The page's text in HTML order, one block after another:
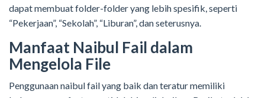
dapat membuat folder-folder yang lebih spesifik, seperti
“Pekerjaan”, “Sekolah”, “Liburan”, dan seterusnya.
Manfaat Naibul Fail dalam
Mengelola File
Penggunaan naibul fail yang baik dan teratur memiliki